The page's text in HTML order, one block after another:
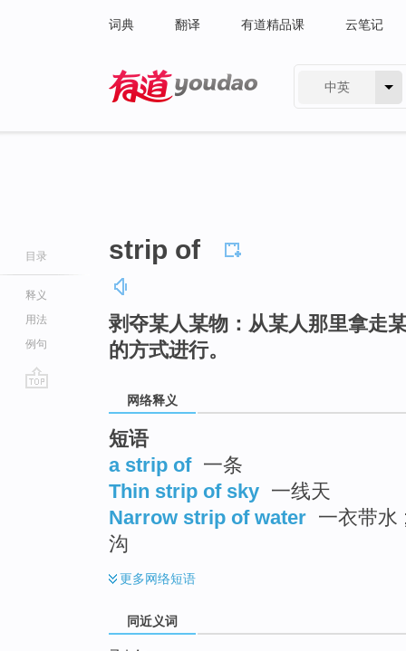
词典 翻译 有道精品课 云笔记
中英
目录
释义
用法
例句
strip of
剥夺某人某物：从某人那里拿走
的方式进行。
网络释义
短语
a strip of 一条
Thin strip of sky 一线天
Narrow strip of water 一衣带水
沟
更多网络短语
同近义词